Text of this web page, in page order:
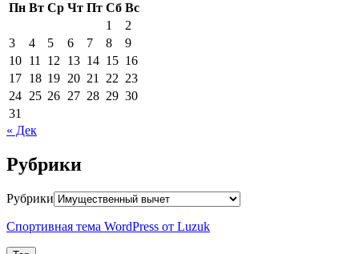
Пн Вт Ср Чт Пт Сб Вс
1
2
3
4 5 6 7 8
9
10 11 12 13 14 15 16
17 18 19 20 21 22 23
24 25 26 27 28 29 30
31
« Дек
Рубрики
Рубрики
Спортивная тема WordPress от Luzuk